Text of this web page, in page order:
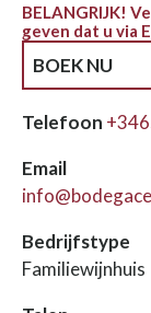
BOEK NU
BELANGRIJK!
geven dat u via
Telefoon
Email
Bedrijfstype
Familiewijnhuis